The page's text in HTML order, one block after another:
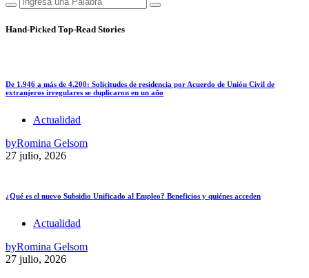
Hand-Picked Top-Read Stories
De 1.946 a más de 4.200: Solicitudes de residencia por Acuerdo de Unión Civil de
extranjeros irregulares se duplicaron en un año
Actualidad
byRomina Gelsom
27 julio, 2026
¿Qué es el nuevo Subsidio Unificado al Empleo? Beneficios y quiénes acceden
Actualidad
byRomina Gelsom
27 julio, 2026